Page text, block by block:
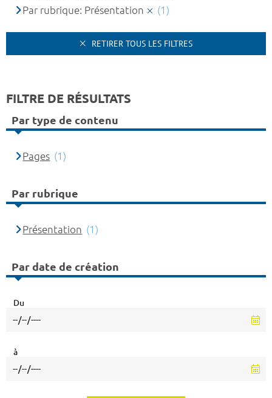
Par rubrique: Présentation
(1)
RETIRER TOUS LES FILTRES
FILTRE DE RÉSULTATS
Par type de contenu
Pages (1)
Par rubrique
Présentation (1)
Par date de création
Du
à